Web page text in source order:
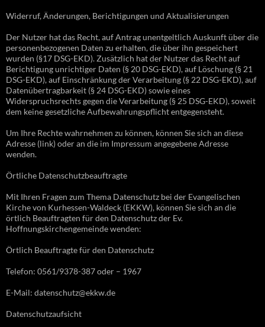
Widerruf, Änderungen, Berichtigungen und Aktualisierungen
Der Nutzer hat das Recht, auf Antrag unentgeltlich Auskunft über die
personenbezogenen Daten zu erhalten, die über ihn gespeichert
wurden (§17 DSG-EKD). Zusätzlich hat der Nutzer das Recht auf
Berichtigung unrichtiger Daten (§ 20 DSG-EKD), auf Löschung (§ 21
DSG-EKD), auf Einschränkung der Verarbeitung (§ 22 DSG-EKD), auf
Datenübertragbarkeit (§ 24 DSG-EKD) sowie eines
Widerspruchsrechts gegen die Verarbeitung (§ 25 DSG-EKD), soweit
dem keine gesetzliche Aufbewahrungspflicht entgegensteht.
Um Ihre Rechte wahrnehmen zu können, können Sie sich an diese
Adresse (link) oder an die im Impressum angegebene Adresse
wenden.
Örtliche Datenschutzbeauftragte
Mit Ihren Fragen zum Thema Datenschutz bei der Evangelischen
Kirche von Kurhessen-Waldeck (EKKW), können Sie sich an die
örtlich Beauftragten für den Datenschutz der Ev.
Hoffnungskirchengemeinde wenden:
Örtlich Beauftragte für den Datenschutz
Telefon: 0561/9378-387 oder – 1967
E-Mail: datenschutz@ekkw.de
Datenschutzaufsicht